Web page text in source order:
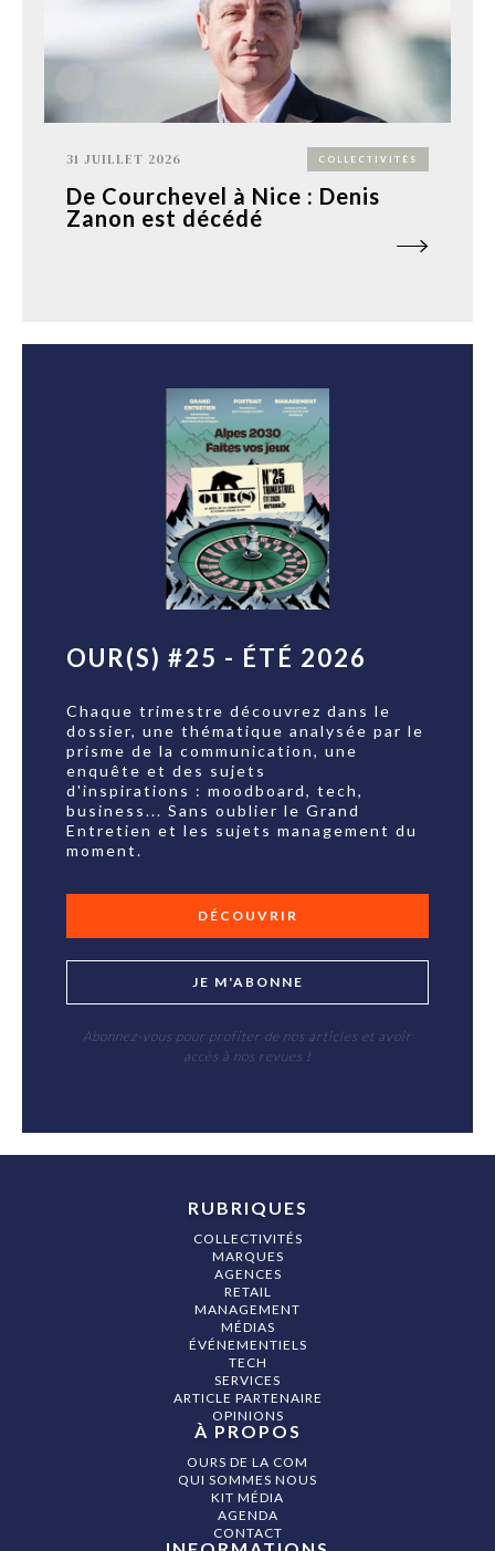
31 JUILLET 2026 COLLECTIVITÉS
De Courchevel à Nice : Denis
Zanon est décédé
OUR(S) #25 - ÉTÉ 2026
Chaque trimestre découvrez dans le
dossier, une thématique analysée par le
prisme de la communication, une
enquête et des sujets
d'inspirations : moodboard, tech,
business... Sans oublier le Grand
Entretien et les sujets management du
moment.
DÉCOUVRIR
JE M'ABONNE
Abonnez-vous pour profiter de nos articles et avoir
accès à nos revues !
RUBRIQUES
COLLECTIVITÉS
MARQUES
AGENCES
RETAIL
MANAGEMENT
MÉDIAS
ÉVÉNEMENTIELS
TECH
SERVICES
ARTICLE PARTENAIRE
OPINIONS
À PROPOS
OURS DE LA COM
QUI SOMMES NOUS
KIT MÉDIA
AGENDA
CONTACT